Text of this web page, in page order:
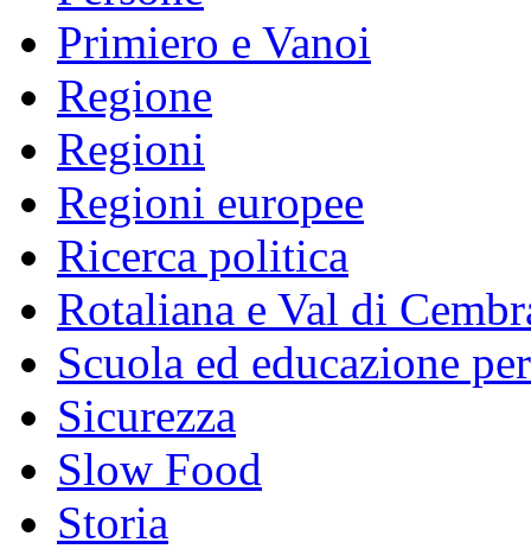
Primiero e Vanoi
Regione
Regioni
Regioni europee
Ricerca politica
Rotaliana e Val di
Scuola ed educazione
Sicurezza
Slow Food
Storia